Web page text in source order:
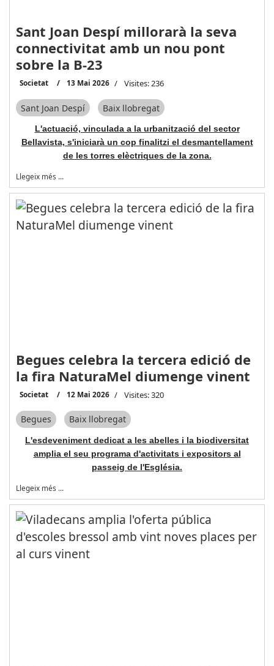
Sant Joan Despí millorarà la seva
connectivitat amb un nou pont
sobre la B-23
Societat 13 Mai 2026 Visites: 236
Sant Joan Despí Baix llobregat
L'actuació, vinculada a la urbanització del sector
Bellavista, s'iniciarà un cop finalitzi el desmantellament
de les torres elèctriques de la zona.
Llegeix més …
Begues celebra la tercera edició de
la fira NaturaMel diumenge vinent
Societat 12 Mai 2026 Visites: 320
Begues Baix llobregat
L'esdeveniment dedicat a les abelles i la biodiversitat
amplia el seu programa d'activitats i expositors al
passeig de l'Església.
Llegeix més …